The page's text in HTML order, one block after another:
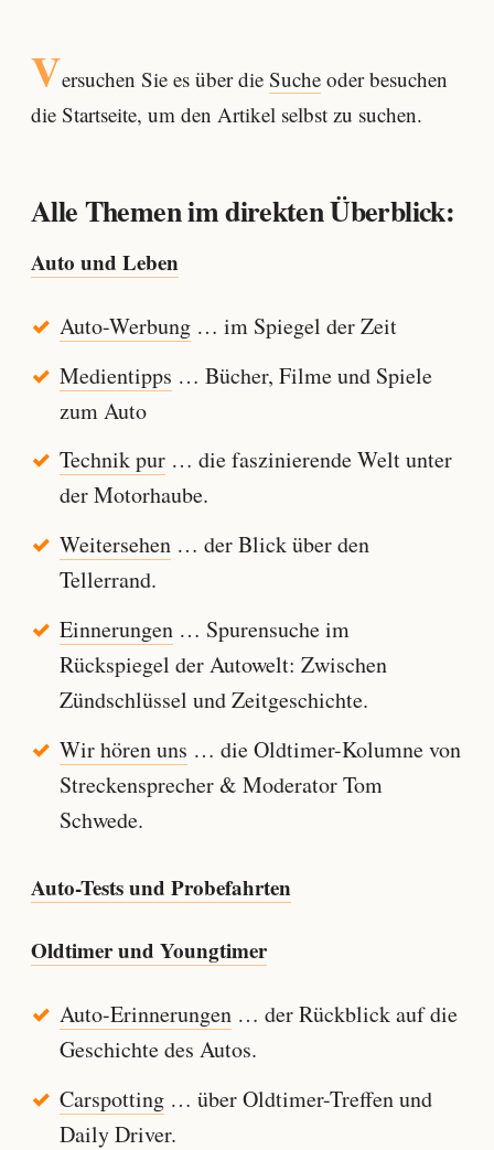
Versuchen Sie es über die Sucheoder besuchen
die Startseite, um den Artikel selbst zu suchen.
Alle Themen im direkten Überblick:
Auto und Leben
Auto-Werbung… im Spiegel der Zeit
Medientipps … Bücher, Filme und Spiele
zum Auto
Technik pur… die faszinierende Welt unter
der Motorhaube.
Weitersehen… der Blick über den
Tellerrand.
Einnerungen… Spurensuche im
Rückspiegel der Autowelt: Zwischen
Zündschlüssel und Zeitgeschichte.
Wir hören uns … die Oldtimer-Kolumne von
Streckensprecher & Moderator Tom
Schwede.
Auto-Tests und Probefahrten
Oldtimer und Youngtimer
Auto-Erinnerungen… der Rückblick auf die
Geschichte des Autos.
Carspotting… über Oldtimer-Treffen und
Daily Driver.